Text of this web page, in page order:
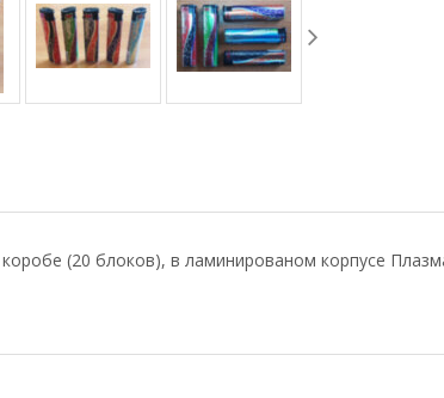
(20 блоков), в ламинированом корпусе